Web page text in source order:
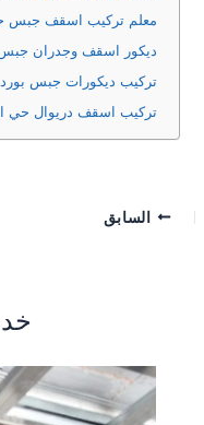
معلم تركيب اسقف جبس
ديكور اسقف وجدران جبس
تركيب ديكورات جبس
تركيب اسقف دريوال حي
السابق